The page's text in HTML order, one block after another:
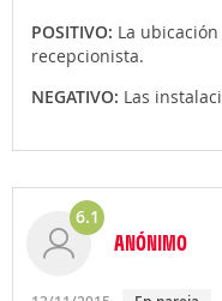
POSITIVO: La
recepcionista.
NEGATIVO: Las
6.1
ANÓNIMO